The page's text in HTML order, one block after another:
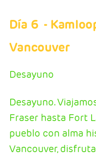
Día 6 -
Vancouver
Desayuno
Desayuno.
Fraser hasta Fort
pueblo con alma
Vancouver,